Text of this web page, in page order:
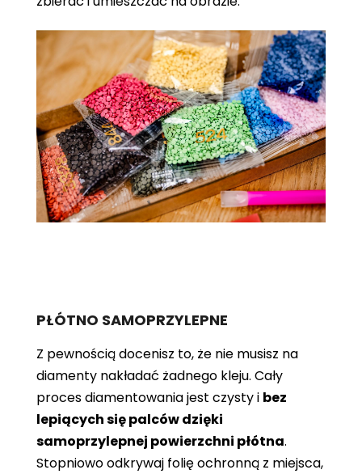
PŁÓTNO SAMOPRZYLEPNE
Z pewnością docenisz to, że nie musisz na
diamenty nakładać żadnego kleju. Cały
proces diamentowania jest czysty i bez
lepiących się palców dzięki
samoprzylepnej powierzchni płótna.
Stopniowo odkrywaj folię ochronną z miejsca,